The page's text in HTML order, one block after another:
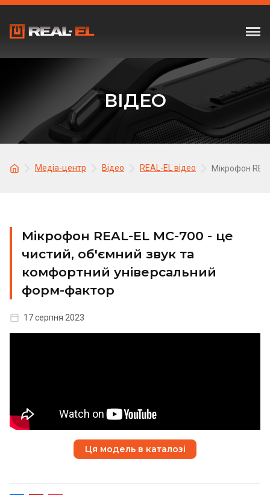
ВІДЕО
Медіа-центр Відео REAL-EL відео Мікрофон
Мікрофон REAL-EL MC-700 - це
чистий, об'ємний звук та
комфортний універсальний
форм-фактор
17 серпня 2023
Ця модель в каталозі